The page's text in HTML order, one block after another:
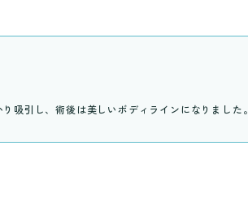
吸引し、術後は美しいボディラインになりました。